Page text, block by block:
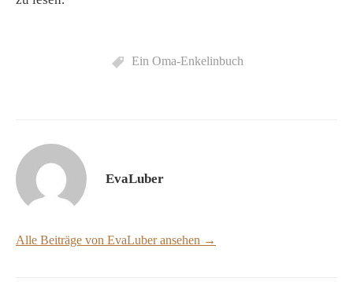
Ein Oma-Enkelinbuch
EvaLuber
Alle Beiträge von EvaLuber ansehen →